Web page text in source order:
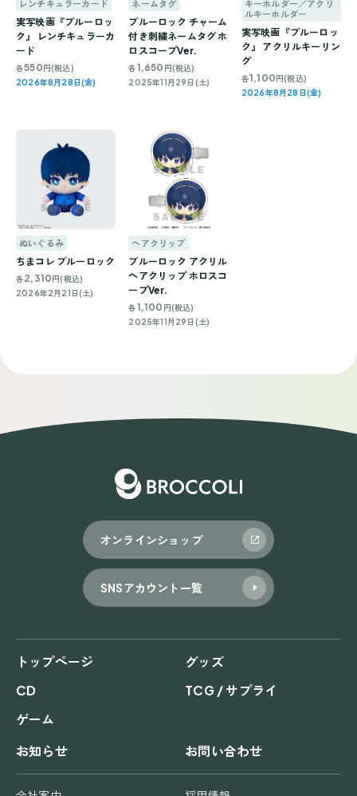
レンチキュラーカード
実写映画『ブルーロッ
ク』 レンチキュラーカ
ード
各550 円(税込)
2026年8月28日(金)
ネームタグ
ブルーロック チャーム
付き刺繍ネームタグ ホ
ロスコープVer.
各1,650 円(税込)
2025年11月29日(土)
キーホルダー／アクリ
ルキーホルダー
実写映画『ブルーロッ
ク』 アクリルキーリン
グ
各1,100 円(税込)
2026年8月28日(金)
ぬいぐるみ
ちまコレ ブルーロック
各2,310 円(税込)
2026年2月21日(土)
ヘアクリップ
ブルーロック アクリル
ヘアクリップ ホロスコ
ープVer.
各1,100 円(税込)
2025年11月29日(土)
オンラインショップ
SNSアカウント一覧
トップページ
グッズ
CD
TCG / サプライ
ゲーム
お知らせ
お問い合わせ